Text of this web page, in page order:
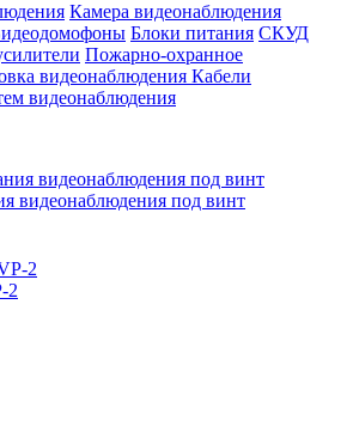
Камера видеонаблюдения
Блоки питания СКУД
Пожарно-охранное
видеонаблюдения Кабели
видеонаблюдения
видеонаблюдения под винт
2